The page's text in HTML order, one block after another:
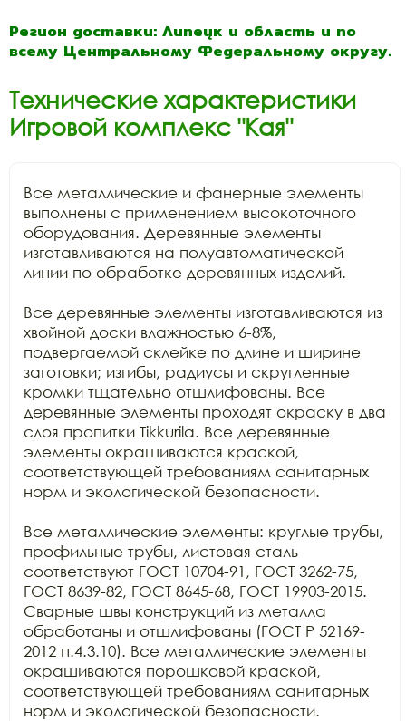
Регион доставки: Липецк и область и по
всему Центральному Федеральному округу.
Технические характеристики
Игровой комплекс "Кая"
Все металлические и фанерные элементы
выполнены с применением высокоточного
оборудования. Деревянные элементы
изготавливаются на полуавтоматической
линии по обработке деревянных изделий.
Все деревянные элементы изготавливаются из
хвойной доски влажностью 6-8%,
подвергаемой склейке по длине и ширине
заготовки; изгибы, радиусы и скругленные
кромки тщательно отшлифованы. Все
деревянные элементы проходят окраску в два
слоя пропитки Tikkurila. Все деревянные
элементы окрашиваются краской,
соответствующей требованиям санитарных
норм и экологической безопасности.
Все металлические элементы: круглые трубы,
профильные трубы, листовая сталь
соответствуют ГОСТ 10704-91, ГОСТ 3262-75,
ГОСТ 8639-82, ГОСТ 8645-68, ГОСТ 19903-2015.
Сварные швы конструкций из металла
обработаны и отшлифованы (ГОСТ Р 52169-
2012 п.4.3.10). Все металлические элементы
окрашиваются порошковой краской,
соответствующей требованиям санитарных
норм и экологической безопасности.